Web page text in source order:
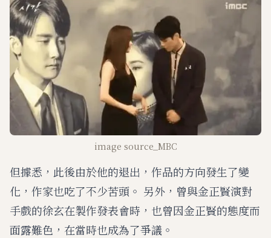
image source_MBC
但據悉，此後由於他的退出，作品的方向發生了變
化，作家也吃了不少苦頭。 另外，曾與金正賢演對
手戲的徐玄在製作發表會時，也曾因金正賢的態度而
面露難色，在當時也成為了爭議。